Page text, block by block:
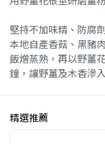
堅持不加味精、防腐
本地自產香菇、黑豬
飯熷蒸熟，再以野薑
鐘，讓野薑及木香滲
精選推薦